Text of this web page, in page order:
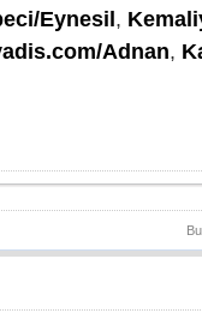
Eynesil,
Adnan,